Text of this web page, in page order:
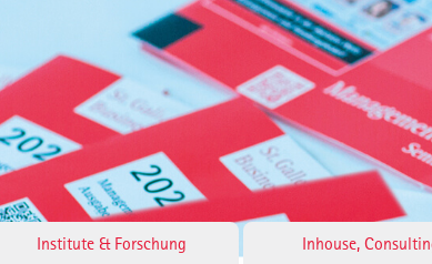
Institute & Forschung Inhouse,